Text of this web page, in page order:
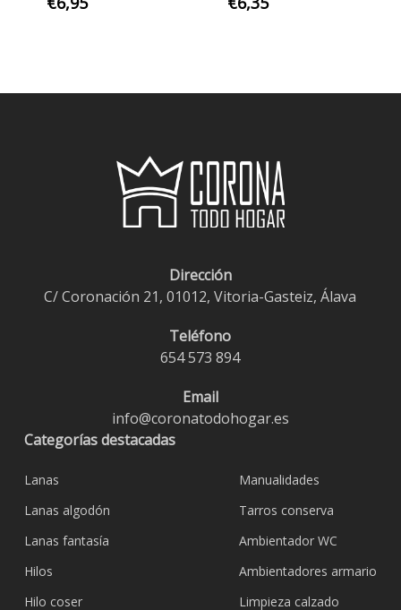
Dirección
C/ Coronación 21, 01012, Vitoria-Gasteiz, Álava
Teléfono
654 573 894
Email
info@coronatodohogar.es
Categorías destacadas
Lanas
Lanas algodón
Lanas fantasía
Hilos
Hilo coser
Manualidades
Tarros conserva
Ambientador WC
Ambientadores armario
Limpieza calzado